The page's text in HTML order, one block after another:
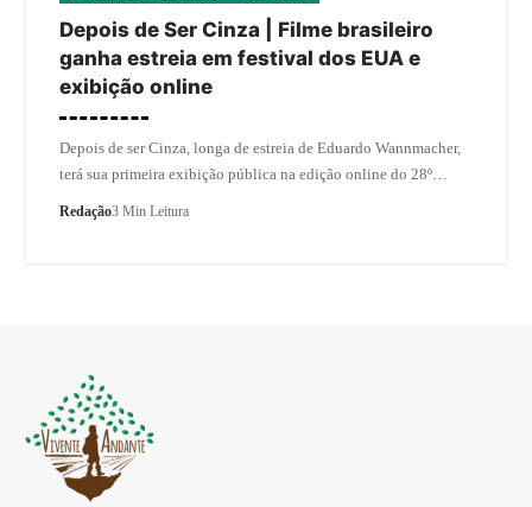
Depois de Ser Cinza | Filme brasileiro
ganha estreia em festival dos EUA e
exibição online
Depois de ser Cinza, longa de estreia de Eduardo Wannmacher,
terá sua primeira exibição pública na edição online do 28º…
Redação3 Min Leitura